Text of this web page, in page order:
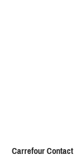
Carrefour Contact